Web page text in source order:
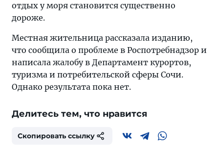
отдых у моря становится существенно
дороже.
Местная жительница рассказала изданию,
что сообщила о проблеме в Роспотребнадзор и
написала жалобу в Департамент курортов,
туризма и потребительской сферы Сочи.
Однако результата пока нет.
Делитесь тем, что нравится
Скопировать ссылку